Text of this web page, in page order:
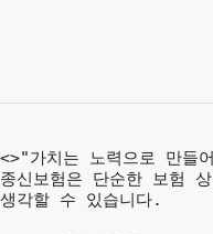
<>"가치는 노력으로 만
종신보험은 단순한 보험
생각할 수 있습니다.